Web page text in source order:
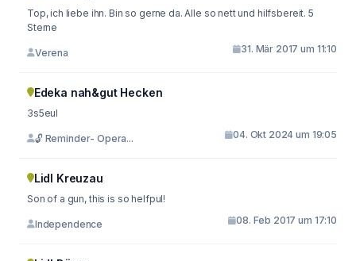
Top, ich liebe ihn. Bin so gerne da. Alle so nett und hilfsbereit. 5
Sterne
Verena 31. Mär 2017 um 11:10
Edeka nah&gut Hecken
3s5eul
🔓 Reminder- Opera... 04. Okt 2024 um 19:05
Lidl Kreuzau
Son of a gun, this is so helfpul!
Independence 08. Feb 2017 um 17:10